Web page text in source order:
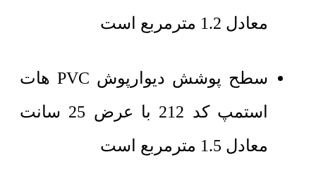
معادل 1.2 مترمربع است
سطح پوشش دیوارپوش PVC هات
استمپ کد 212 با عرض 25 سانت
معادل 1.5 مترمربع است